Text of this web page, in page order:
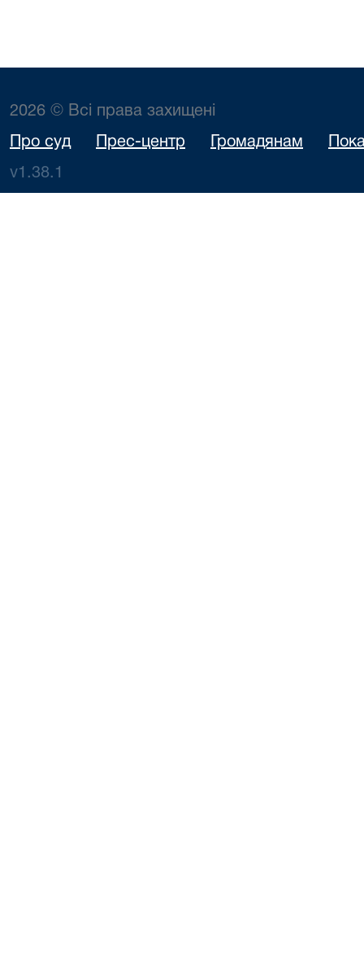
2026 © Всі права захищені
Про суд Прес-центр Громадянам
v1.38.1